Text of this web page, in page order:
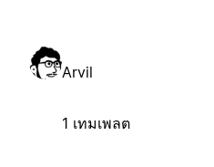
Arvil
1 เทมเพลต